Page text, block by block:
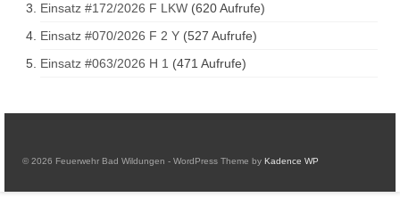
Einsatz #172/2026 F LKW (620 Aufrufe)
Einsatz #070/2026 F 2 Y (527 Aufrufe)
Einsatz #063/2026 H 1 (471 Aufrufe)
© 2026 Feuerwehr Bad Wildungen - WordPress Theme by Kadence WP